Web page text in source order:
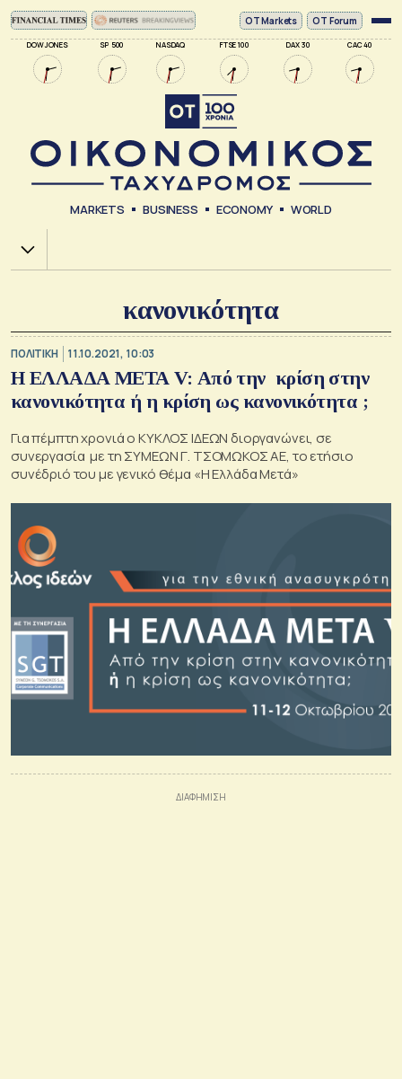
DOW JONES SP 500 NASDAQ FTSE 100 DAX 30 CAC 40
ΟΤ Markets OT Forum
MARKETS BUSINESS ECONOMY WORLD
Χ.Α.
κανονικότητα
ΠΟΛΙΤΙΚΗ 11.10.2021, 10:03
Η ΕΛΛΑΔΑ ΜΕΤΑ V: Από την κρίση στην
κανονικότητα ή η κρίση ως κανονικότητα ;
Για πέμπτη χρονιά ο ΚΥΚΛΟΣ ΙΔΕΩΝ διοργανώνει, σε
συνεργασία με τη ΣΥΜΕΩΝ Γ. ΤΣΟΜΩΚΟΣ ΑΕ, το ετήσιο
συνέδριό του με γενικό θέμα «Η Ελλάδα Μετά»